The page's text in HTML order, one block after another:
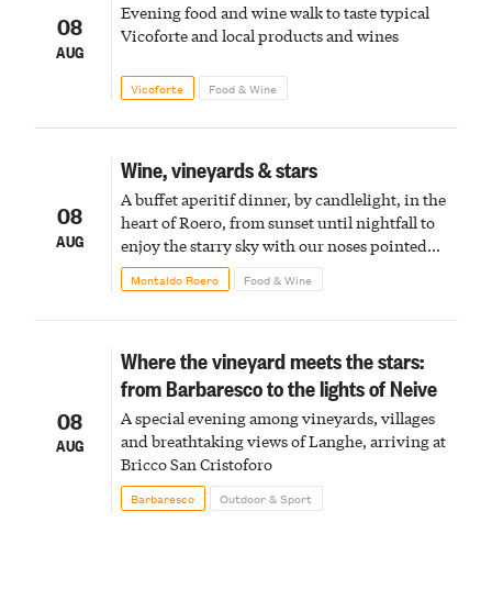
08
AUG
Evening food and wine walk to taste typical
Vicoforte and local products and wines
Vicoforte Food & Wine
08
AUG
Wine, vineyards & stars
A buffet aperitif dinner, by candlelight, in the
heart of Roero, from sunset until nightfall to
enjoy the starry sky with our noses pointed
upward
Montaldo Roero Food & Wine
08
AUG
Where the vineyard meets the stars:
from Barbaresco to the lights of Neive
A special evening among vineyards, villages
and breathtaking views of Langhe, arriving at
Bricco San Cristoforo
Barbaresco Outdoor & Sport